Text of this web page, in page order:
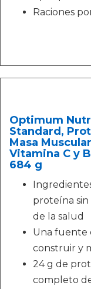
Raciones
Optimum
Standard,
Masa
Vitamina C y
684 g
proteína
de la salud
Una fuente
construir y
24 g de
completo